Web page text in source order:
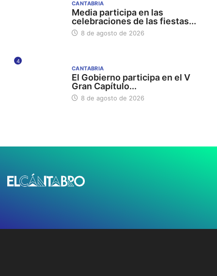
CANTABRIA
Media participa en las
celebraciones de las fiestas...
8 de agosto de 2026
4
CANTABRIA
El Gobierno participa en el V
Gran Capítulo...
8 de agosto de 2026